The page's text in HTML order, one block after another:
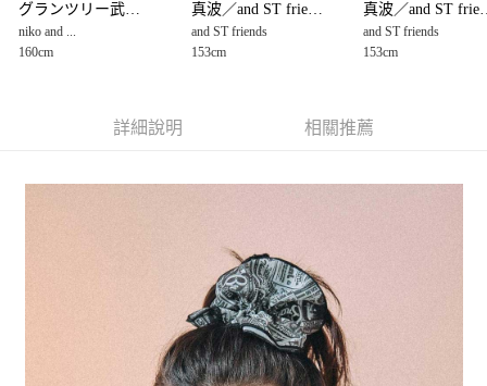
【大哥付你分期使用說明】
1.本服務由台灣大哥大提供，台灣大哥大用戶可立即使用無須另外申請。
2.付款方式選擇「大哥付你分期」，訂單成立後會自動跳轉到大哥付的交易
3.實際核准額度、可分期數及費用金額請依後續交易確認頁面所載為準。
4.訂單成立30分鐘內，如未前往確認交易或遇審核未通過，訂單將自動取
2.透過簡訊連結打開帳單後，可選擇「超商條碼／台灣大直營門市／銀行轉
帳／街口支付／iPASS MONEY」等通路繳費。
1.本服務係由「台灣大哥大股份有限公司」（以下簡稱本公司）所提供，讓
用戶於交易時，得透過本服務購買商品或服務，並由商店將買賣／分期付款
買賣價金債權讓與本公司後，依約使用本公司帳單繳交帳款。
AFTEE先享後付
３．安心：先確認商品／服務後，再付款。
１．於結帳方式選擇「AFTEE先享後付」後，將跳轉至「AFTEE先享後付」
結帳頁面，進行簡訊認證並確認金額後，即可完成結帳。
２．訂單成立數日內，您將收到繳費通知簡訊。
３．收到繳費通知簡訊後14天內，點擊此簡訊中的連結，可透過四大超商／
ATM／網路銀行／等多元方式進行付款，方視為交易完成。
※ 請注意：結帳手續完成當下不需立刻繳費，但若您需要取消訂單，請聯絡
購買商品的店家。未經商家同意取消之訂單仍視為有效，需透過AFTEE先享
每筆NT$80，滿NT$1,500(含以上)免運費
每筆NT$80，滿NT$1,500(含以上)免運費
每筆NT$80，滿NT$1,500(含以上)免運費
グランツリー武蔵小杉店
niko and ...
160cm
真波／and ST friends(公式アンバサダー)
and ST friends
153cm
真波／and
and ST friends
153cm
詳細說明 相關推薦